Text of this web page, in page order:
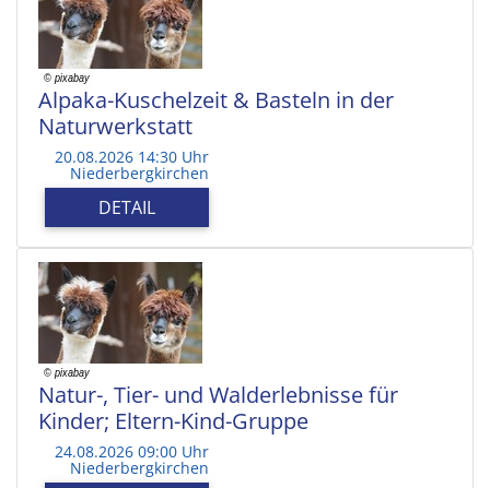
Alpaka-Kuschelzeit & Basteln in der
Naturwerkstatt
20.08.2026 14:30 Uhr
Niederbergkirchen
DETAIL
Natur-, Tier- und Walderlebnisse für
Kinder; Eltern-Kind-Gruppe
24.08.2026 09:00 Uhr
Niederbergkirchen